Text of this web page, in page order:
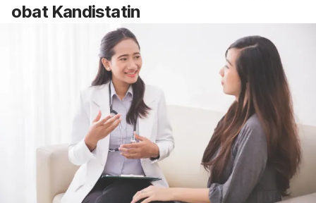
obat Kandistatin